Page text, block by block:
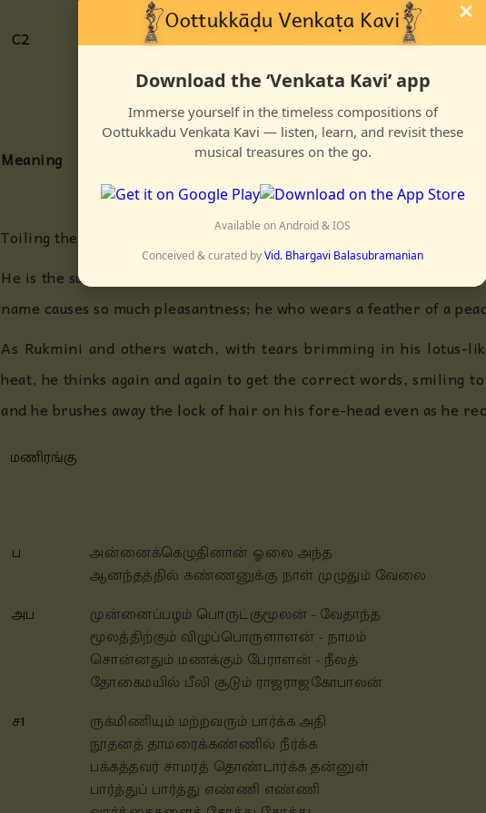
C2
manattukuḷ ennattaiyō eṇṇi
munantōhai kaiyyāl sari paṇṇi vehu
mōhana sundara rājagōpālan sambhavam eṇṇi
Meaning
Toiling the whole day, Kannan wrote a missive to his mother but
He is the sum and substance of this world. He is the crux of all
name causes so much pleasantness; he who wears a feather of a
As Rukmini and others watch, with tears brimming in his lotus-
heat, he thinks again and again to get the correct words, smiling
and he brushes away the lock of hair on his fore-head even as he
மணிரங்கு
ப
அன்னைக்கெழுதினான் ஓலை அந்த
ஆனந்தத்தில் கண்ணனுக்கு நாள் முழுதும் வேலை
அப
முன்னைப்பழம் பொருட்குமூலன் - வேதாந்த
மூலத்திற்கும் விழுப்பொருளாளன் - நாமம்
சொன்னதும் மணக்கும் பேராளன் - நீலத்
தோகைமயில் பீலி சூடும் ராஜராஜகோபாலன்
ச1
ருக்மிணியும் மற்றவரும் பார்க்க அதி
நூதனத் தாமரைக்கண்ணில் நீர்க்க
பக்கத்தவர் சாமரத் தொண்டார்க்க தன்னுள்
பார்த்துப் பார்த்து எண்ணி எண்ணி
×
Download the ‘Venkata Kavi’ app
Immerse yourself in the timeless compositions of
Oottukkadu Venkata Kavi — listen, learn, and revisit these
musical treasures on the go.
Available on Android & IOS
Conceived & curated byVid. Bhargavi Balasubramanian